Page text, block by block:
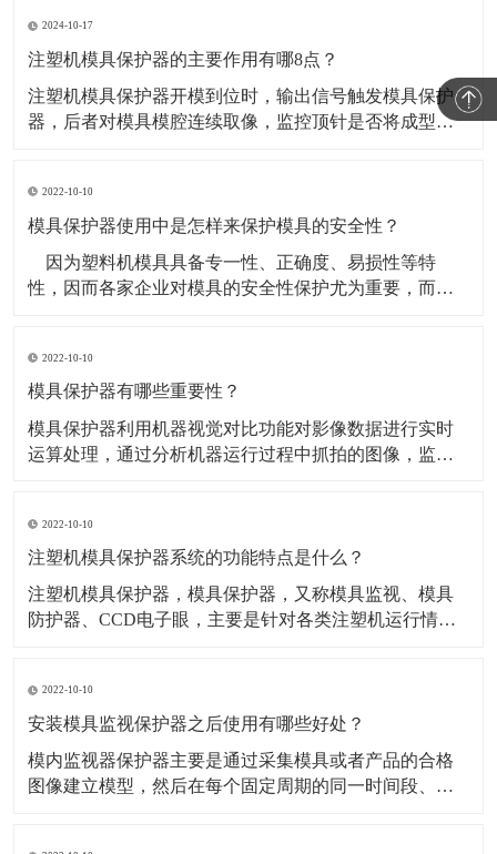
2024-10-17
注塑机模具保护器的主要作用有哪8点？
​注塑机模具保护器开模到位时，输出信号触发模具保护
器，后者对模具模腔连续取像，监控顶针是否将成型工
设定时间内工件未落下或模具间有杂物，模具监视器则
发出异常信号，停止注塑机动作并报警。​1、闭模前对模
穴、模
2022-10-10
模具保护器使用中是怎样来保护模具的安全性？
​ 因为塑料机模具具备专一性、正确度、易损性等特
性，因而各家企业对模具的安全性保护尤为重要，而许
凝结水/淋雨/指印等而导致的锈蚀状况。
2022-10-10
模具保护器有哪些重要性？
​模具保护器利用机器视觉对比功能对影像数据进行实时
运算处理，通过分析机器运行过程中抓拍的图像，监控
造业注塑产品加工最重要的成型设备，其质量优劣直接
关系到产品质量优劣。此外由于模具在注塑加工生
2022-10-10
注塑机模具保护器系统的功能特点是什么？
​注塑机模具保护器，模具保护器，又称模具监视、模具
防护器、CCD电子眼，主要是针对各类注塑机运行情况
成像：700nm-1200nm红外成像技术，不受周围环境光线
影响；稳定可靠：国内首家采用嵌入式Linux
2022-10-10
安装模具监视保护器之后使用有哪些好处？
​模内监视器保护器主要是通过采集模具或者产品的合格
图像建立模型，然后在每个固定周期的同一时间段、同